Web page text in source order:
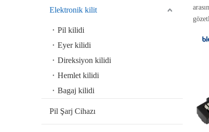
Elektronik kilit
Pil kilidi
Eyer kilidi
Direksiyon kilidi
Hemlet kilidi
Bagaj kilidi
Pil Şarj Cihazı